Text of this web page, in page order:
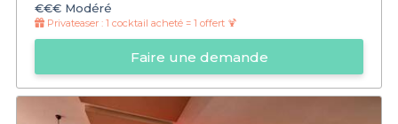
€€€ Modéré
Privateaser : 1 cocktail acheté = 1 offert 🍹
Faire une demande